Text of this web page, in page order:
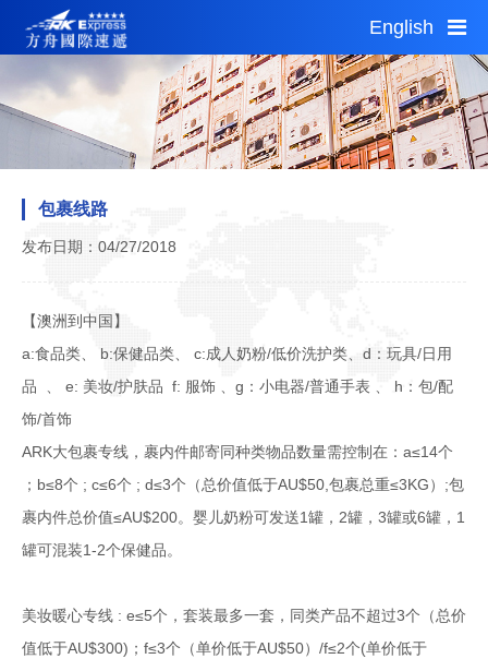
Fri 00:51 Thu 22:51
1 AUD = 4.96CNY
首页
公告通知
自助平台
关于我们
运费估算
English
包裹线路
发布日期：04/27/2018
【澳洲到中国】
a:食品类、 b:保健品类、 c:成人奶粉/低价洗护类、d：玩具/日用
品 、 e: 美妆/护肤品 f: 服饰 、g：小电器/普通手表 、 h：包/配
饰/首饰
ARK大包裹专线，裹内件邮寄同种类物品数量需控制在：a≤14个
；b≤8个 ; c≤6个 ; d≤3个（总价值低于AU$50,包裹总重≤3KG）;包
裹内件总价值≤AU$200。婴儿奶粉可发送1罐，2罐，3罐或6罐，1
罐可混装1-2个保健品。
美妆暖心专线 : e≤5个，套装最多一套，同类产品不超过3个（总价
值低于AU$300)；f≤3个（单价低于AU$50）/f≤2个(单价低于